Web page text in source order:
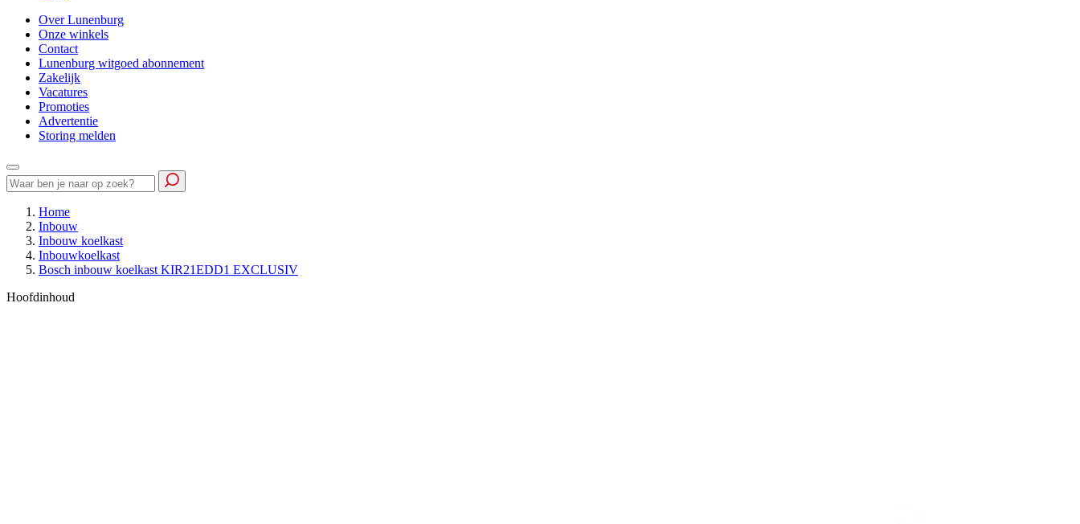
Over Lunenburg
Onze winkels
Contact
Lunenburg witgoed abonnement
Zakelijk
Vacatures
Promoties
Advertentie
Storing melden
Home
Inbouw
Inbouw koelkast
Inbouwkoelkast
Bosch inbouw koelkast KIR21EDD1 EXCLUSIV
Hoofdinhoud